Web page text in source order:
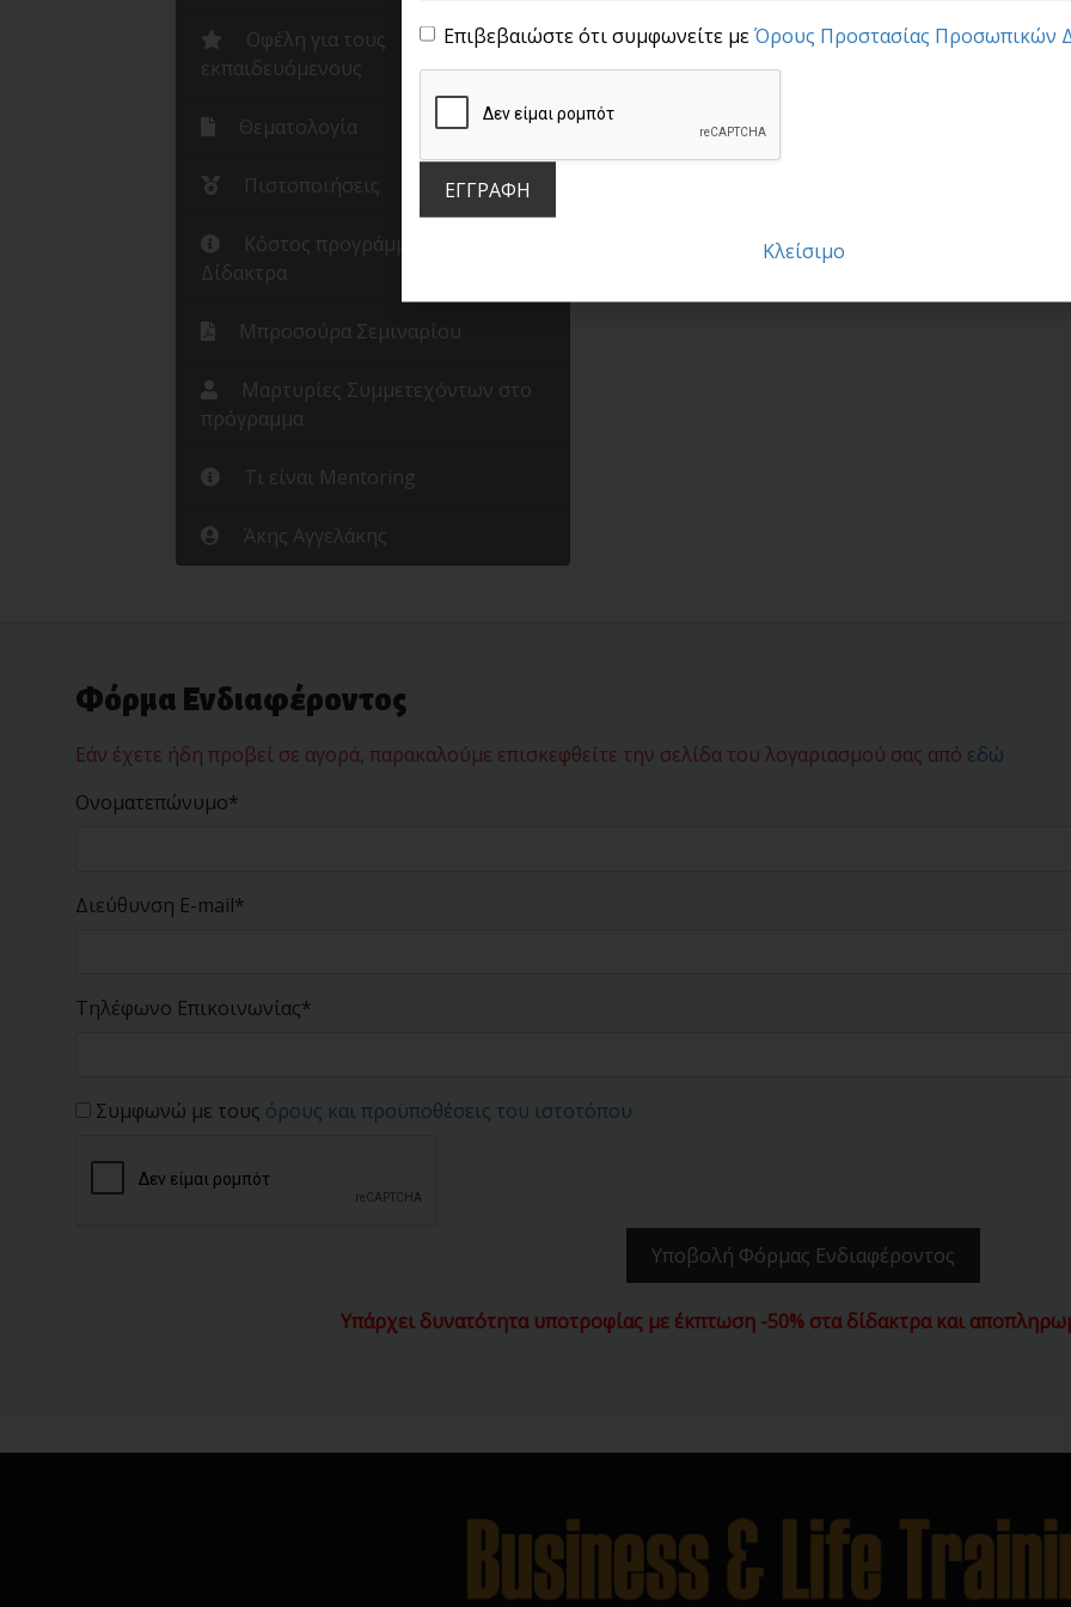
Οφέλη για τους
εκπαιδευόμενους
Θεματολογία
Πιστοποιήσεις
Κόστος προγράμματος /
Δίδακτρα
Μπροσούρα Σεμιναρίου
Μαρτυρίες Συμμετεχόντων στο
πρόγραμμα
Τι είναι Mentoring
Άκης Αγγελάκης
Φόρμα Ενδιαφέροντος
Εάν έχετε ήδη προβεί σε αγορά, παρακαλούμε επισκεφθείτε την σελίδα του λογαριασμού σας από εδώ
Ονοματεπώνυμο*
Διεύθυνση E-mail*
Τηλέφωνο Επικοινωνίας*
Συμφωνώ με τους όρους και προϋποθέσεις του ιστοτόπου
Υποβολή Φόρμας Ενδιαφέροντος
Υπάρχει δυνατότητα υποτροφίας με έκπτωση -50% στα δίδακτρα και
Επιβεβαιώστε ότι συμφωνείτε μεΌρους Προστασίας Προσωπικών
ΕΓΓΡΑΦΗ
Κλείσιμο